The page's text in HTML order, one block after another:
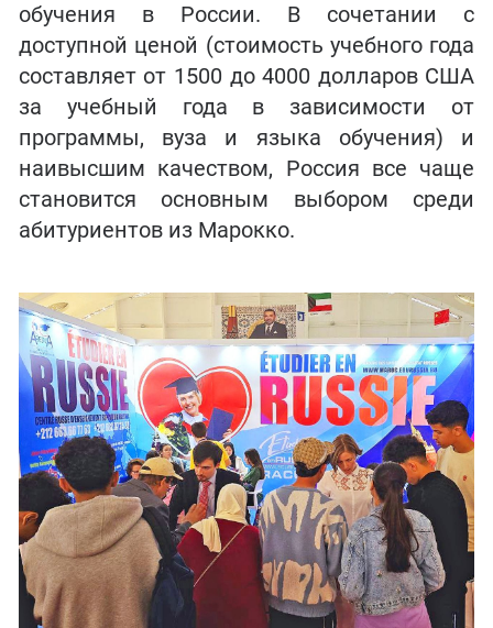
обучения в России. В сочетании с
доступной ценой (стоимость учебного года
составляет от 1500 до 4000 долларов США
за учебный года в зависимости от
программы, вуза и языка обучения) и
наивысшим качеством, Россия все чаще
становится основным выбором среди
абитуриентов из Марокко.